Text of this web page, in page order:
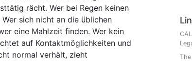
rächt. Wer bei Regen keinen
sich nicht an die üblichen
eine Mahlzeit finden. Wer kein
auf Kontaktmöglichkeiten und
normal verhält, zieht